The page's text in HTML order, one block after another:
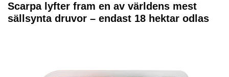
Scarpa lyfter fram en av världens mest
sällsynta druvor – endast 18 hektar odlas